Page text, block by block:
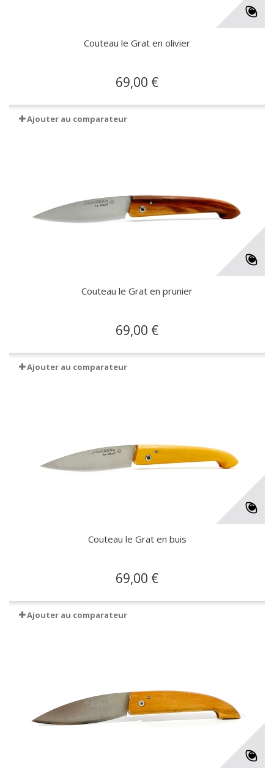
Couteau le Grat en olivier
69,00 €
Ajouter au comparateur
Couteau le Grat en prunier
69,00 €
Ajouter au comparateur
Couteau le Grat en buis
69,00 €
Ajouter au comparateur